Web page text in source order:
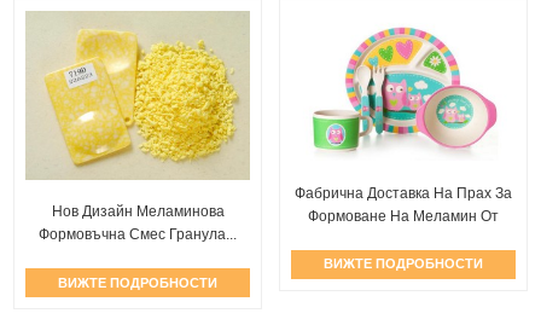
Нов Дизайн Меламинова
Формовъчна Смес Гранула...
ВИЖТЕ ПОДРОБНОСТИ
Фабрична Доставка На Прах За
Формоване На Меламин От
ВИЖТЕ ПОДРОБНОСТИ